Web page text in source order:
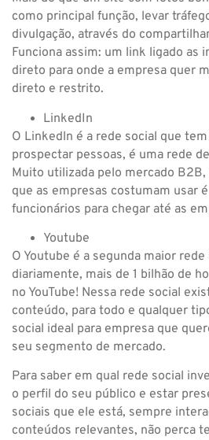
como principal função, levar
divulgação, através do
Funciona assim: um link ligado as
direto para onde a empresa quer
direto e restrito.
LinkedIn
O Linkedln é a rede social que
prospectar pessoas, é uma rede
Muito utilizada pelo mercado B2B,
que as empresas costumam usar
funcionários para chegar até as
Youtube
O Youtube é a segunda maior
diariamente, mais de 1 bilhão de
no YouTube! Nessa rede social
conteúdo, para todo e qualquer
social ideal para empresa que
seu segmento de mercado.
Para saber em qual rede social
o perfil do seu público e estar
sociais que ele está, sempre
conteúdos relevantes, não perca